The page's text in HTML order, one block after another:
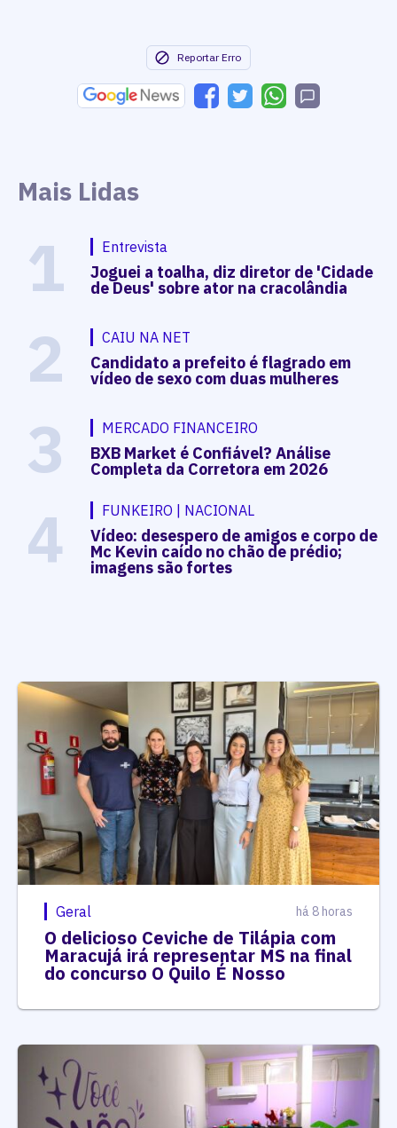
Reportar Erro
Mais Lidas
1 Entrevista
Joguei a toalha, diz diretor de 'Cidade
de Deus' sobre ator na cracolândia
2 CAIU NA NET
Candidato a prefeito é flagrado em
vídeo de sexo com duas mulheres
3 MERCADO FINANCEIRO
BXB Market é Confiável? Análise
Completa da Corretora em 2026
4 FUNKEIRO | NACIONAL
Vídeo: desespero de amigos e corpo de
Mc Kevin caído no chão de prédio;
imagens são fortes
Geral há 8 horas
O delicioso Ceviche de Tilápia com
Maracujá irá representar MS na final
do concurso O Quilo É Nosso